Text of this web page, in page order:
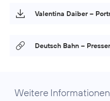
Valentina Daiber –
Deutsch Bahn –
Weitere